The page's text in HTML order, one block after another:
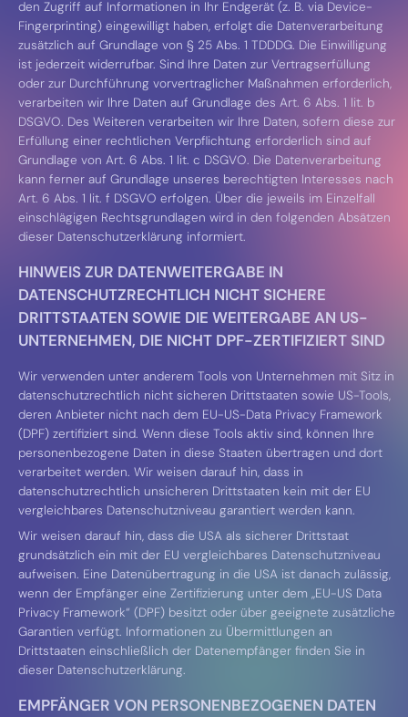
den Zugriff auf Informationen in Ihr Endgerät (z. B. via Device-
Fingerprinting) eingewilligt haben, erfolgt die Datenverarbeitung
zusätzlich auf Grundlage von § 25 Abs. 1 TDDDG. Die Einwilligung
ist jederzeit widerrufbar. Sind Ihre Daten zur Vertragserfüllung
oder zur Durchführung vorvertraglicher Maßnahmen erforderlich,
verarbeiten wir Ihre Daten auf Grundlage des Art. 6 Abs. 1 lit. b
DSGVO. Des Weiteren verarbeiten wir Ihre Daten, sofern diese zur
Erfüllung einer rechtlichen Verpflichtung erforderlich sind auf
Grundlage von Art. 6 Abs. 1 lit. c DSGVO. Die Datenverarbeitung
kann ferner auf Grundlage unseres berechtigten Interesses nach
Art. 6 Abs. 1 lit. f DSGVO erfolgen. Über die jeweils im Einzelfall
einschlägigen Rechtsgrundlagen wird in den folgenden Absätzen
dieser Datenschutzerklärung informiert.
HINWEIS ZUR DATENWEITERGABE IN
DATENSCHUTZRECHTLICH NICHT SICHERE
DRITTSTAATEN SOWIE DIE WEITERGABE AN US-
UNTERNEHMEN, DIE NICHT DPF-ZERTIFIZIERT SIND
Wir verwenden unter anderem Tools von Unternehmen mit Sitz in
datenschutzrechtlich nicht sicheren Drittstaaten sowie US-Tools,
deren Anbieter nicht nach dem EU-US-Data Privacy Framework
(DPF) zertifiziert sind. Wenn diese Tools aktiv sind, können Ihre
personenbezogene Daten in diese Staaten übertragen und dort
verarbeitet werden. Wir weisen darauf hin, dass in
datenschutzrechtlich unsicheren Drittstaaten kein mit der EU
vergleichbares Datenschutzniveau garantiert werden kann.
Wir weisen darauf hin, dass die USA als sicherer Drittstaat
grundsätzlich ein mit der EU vergleichbares Datenschutzniveau
aufweisen. Eine Datenübertragung in die USA ist danach zulässig,
wenn der Empfänger eine Zertifizierung unter dem „EU-US Data
Privacy Framework“ (DPF) besitzt oder über geeignete zusätzliche
Garantien verfügt. Informationen zu Übermittlungen an
Drittstaaten einschließlich der Datenempfänger finden Sie in
dieser Datenschutzerklärung.
EMPFÄNGER VON PERSONENBEZOGENEN DATEN